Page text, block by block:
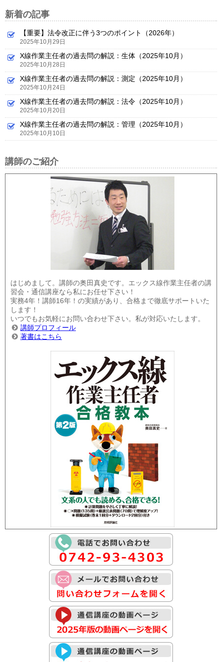
新着の記事
【重要】法令改正に伴う3つのポイント（2026年）
2025年10月29日
X線作業主任者の過去問の解説：生体（2025年10月）
2025年10月28日
X線作業主任者の過去問の解説：測定（2025年10月）
2025年10月24日
X線作業主任者の過去問の解説：法令（2025年10月）
2025年10月20日
X線作業主任者の過去問の解説：管理（2025年10月）
2025年10月10日
講師のご紹介
はじめまして。講師の奥田真史です。エックス線作業主任者の講
習会・通信講座なら私にお任せ下さい！
実務4年！講師16年！の実績があり、合格まで徹底サポートいた
します！
いつでもお気軽にお問い合わせ下さい。私が対応いたします。
講師プロフィール
著書はこちら